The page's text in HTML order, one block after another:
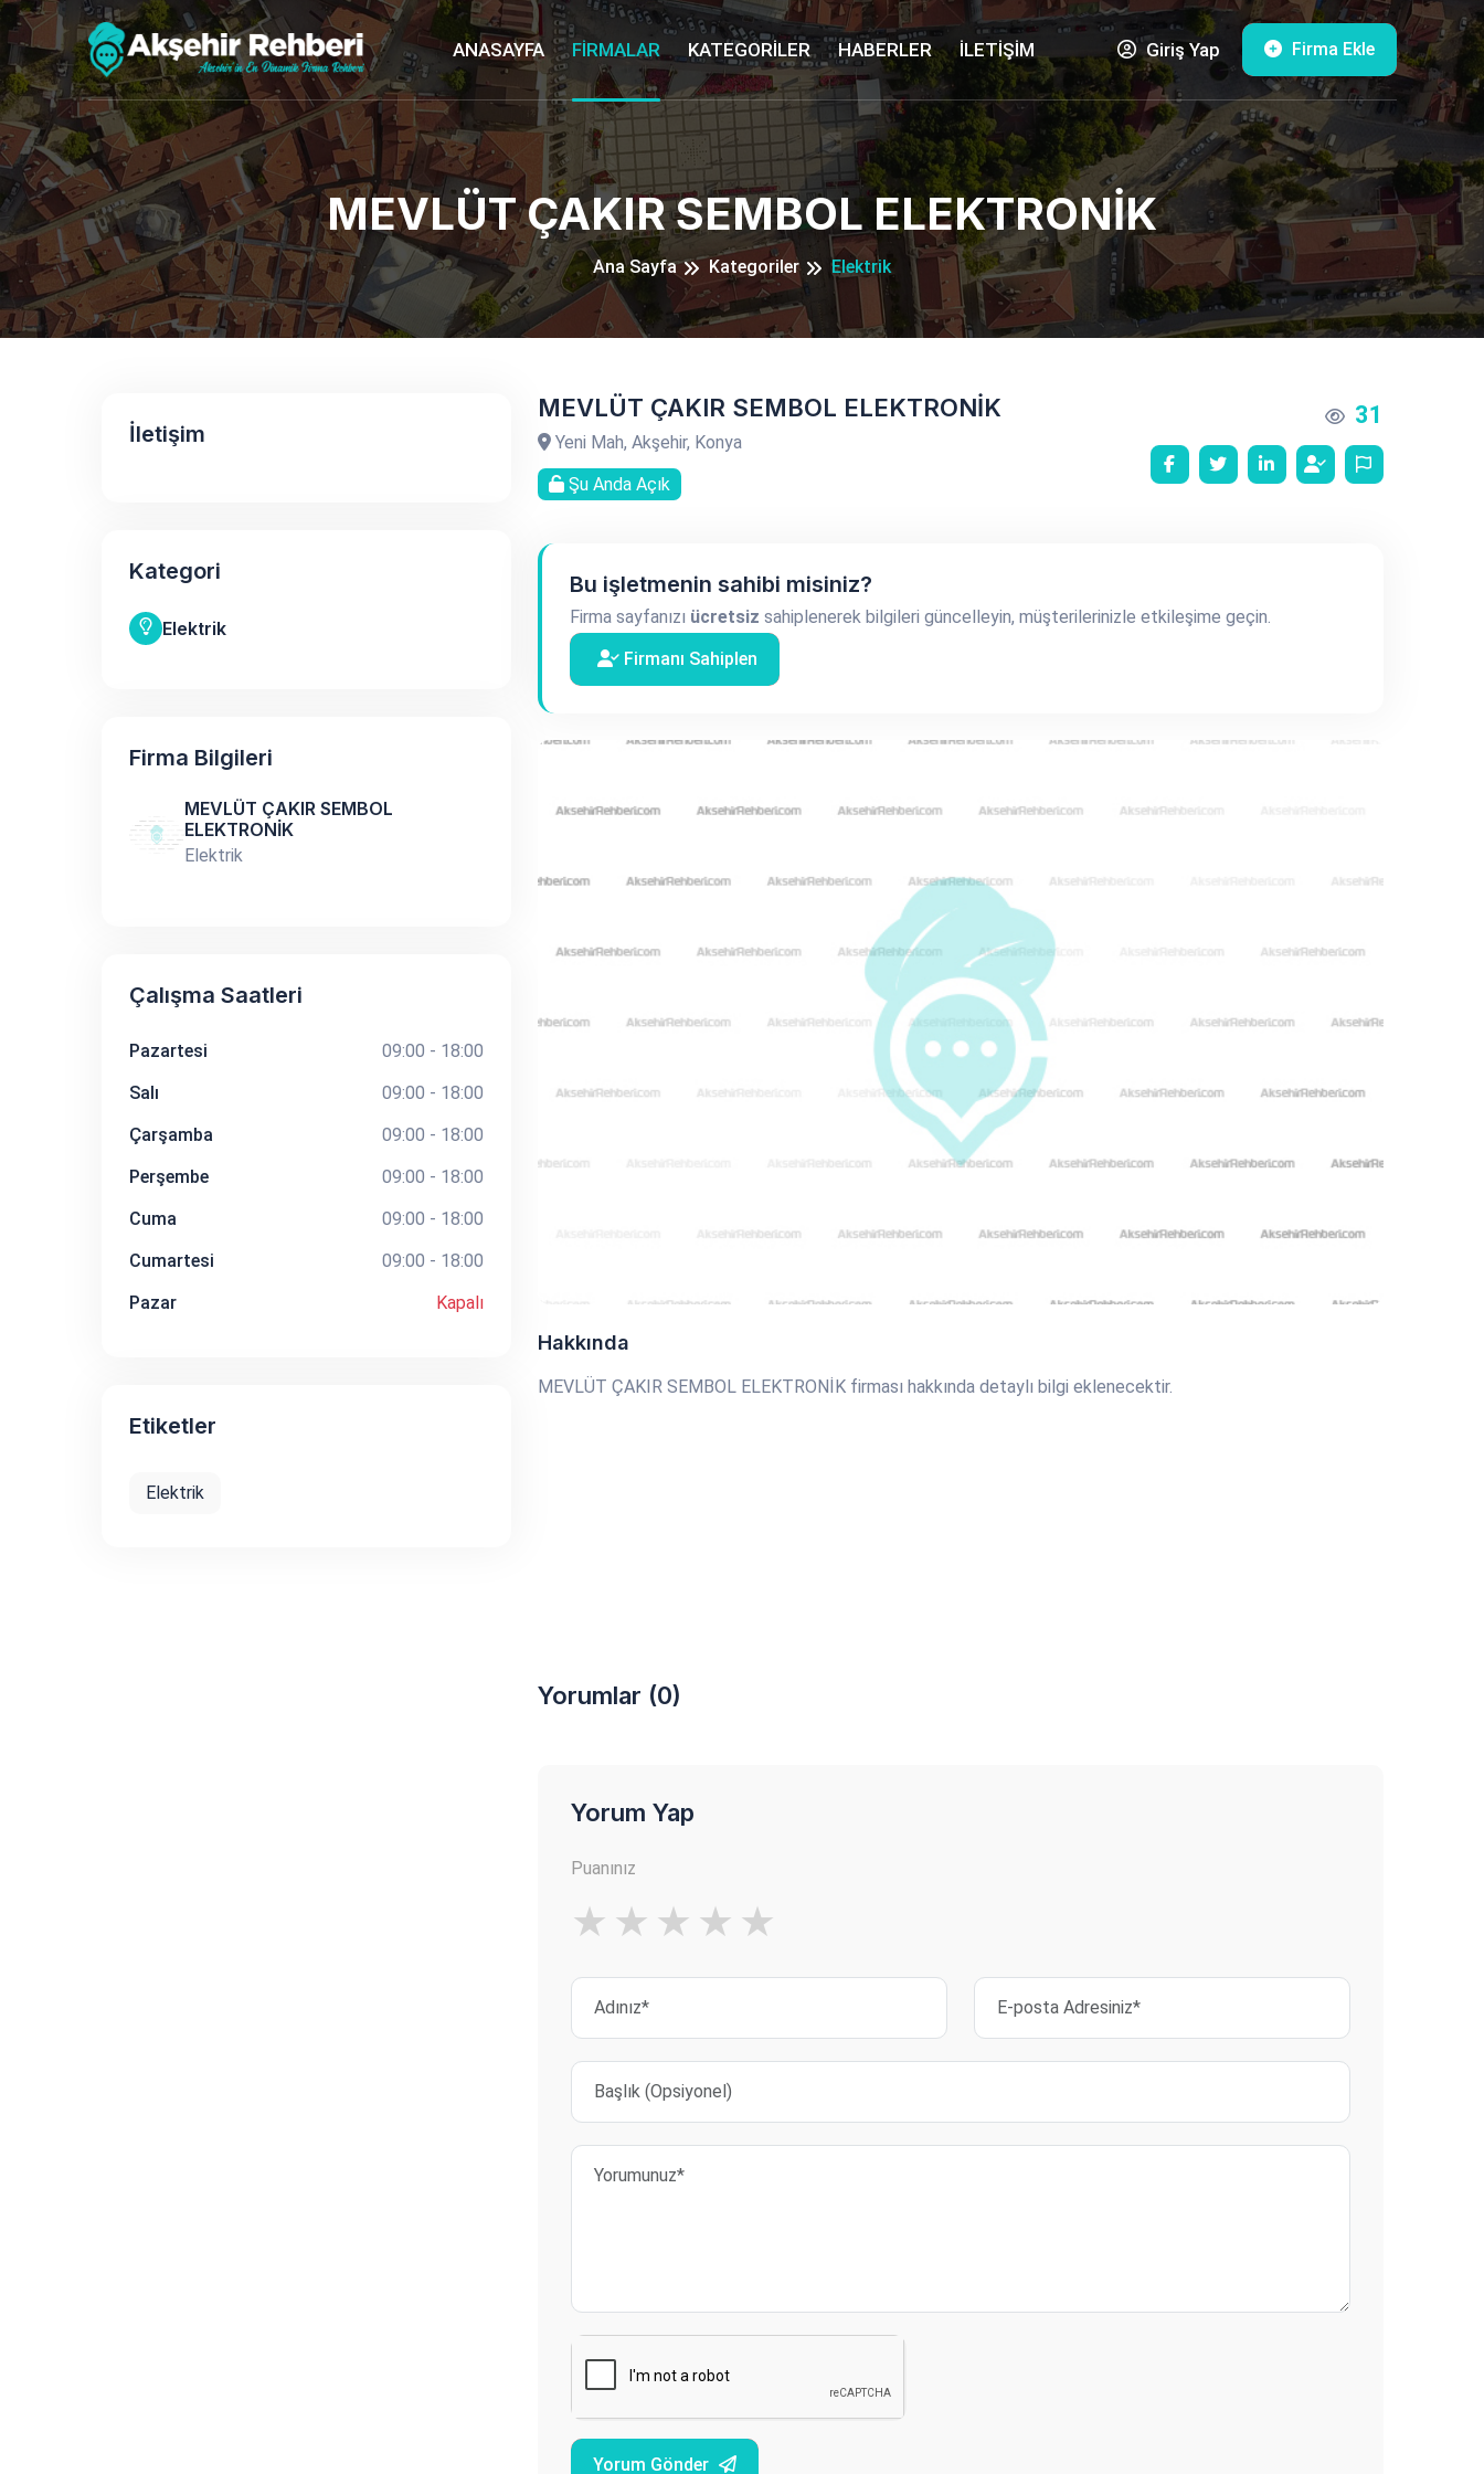
ANASAYFA FİRMALAR KATEGORİLER HABERLER İLETİŞİM Giriş Yap Firma Ekle
MEVLÜT ÇAKIR SEMBOL ELEKTRONİK
Ana Sayfa Kategoriler Elektrik
İletişim
Kategori
Elektrik
Firma Bilgileri
MEVLÜT ÇAKIR SEMBOL
ELEKTRONİK
Elektrik
Çalışma Saatleri
Pazartesi
09:00 - 18:00
Salı
09:00 - 18:00
Çarşamba
09:00 - 18:00
Perşembe
09:00 - 18:00
Cuma
09:00 - 18:00
Cumartesi
09:00 - 18:00
Pazar
Kapalı
Etiketler
Elektrik
MEVLÜT ÇAKIR SEMBOL ELEKTRONİK
Yeni Mah, Akşehir, Konya
Şu Anda Açık
31
Bu işletmenin sahibi misiniz?
Firma sayfanızı ücretsiz sahiplenerek bilgileri güncelleyin, müşterilerinizle etkileşime geçin.
Firmanı Sahiplen
Hakkında
MEVLÜT ÇAKIR SEMBOL ELEKTRONİK firması hakkında detaylı bilgi eklenecektir.
Yorumlar (0)
Yorum Yap
Puanınız
★
★
★
★
★
Yorum Gönder